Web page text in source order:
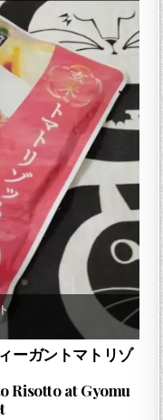
ーガントマトリゾ
Risotto at Gyomu